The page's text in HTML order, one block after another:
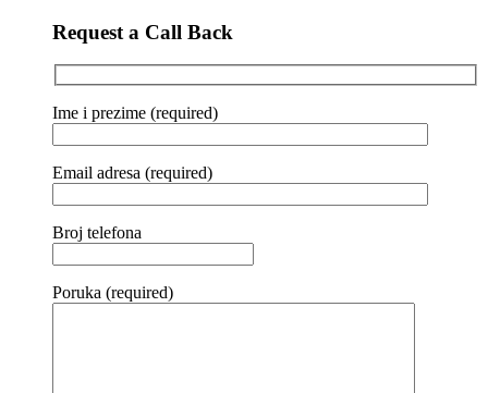
Request a Call Back
Ime i prezime (required)
Email adresa (required)
Broj telefona
Poruka (required)